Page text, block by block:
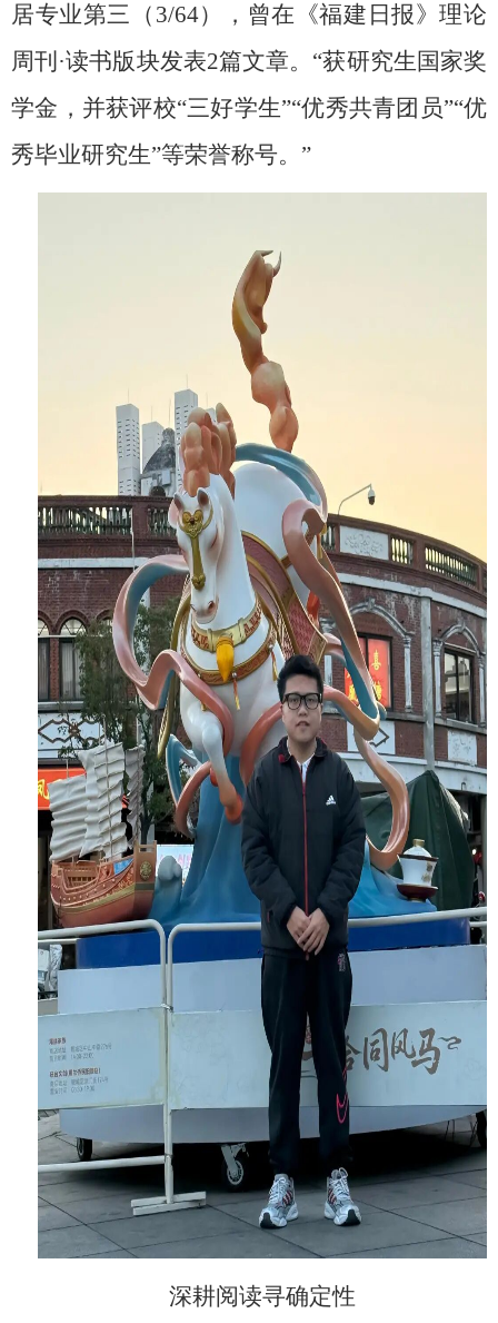
居专业第三（ 3/64），曾在《福建日报》理论
周刊 ·读书版块发表2篇文章。“获研究生国家奖
学金，并获评校“三好学生”“优秀共青团员”“优
秀毕业研究生”等荣誉称号。”
深耕阅读寻确定性